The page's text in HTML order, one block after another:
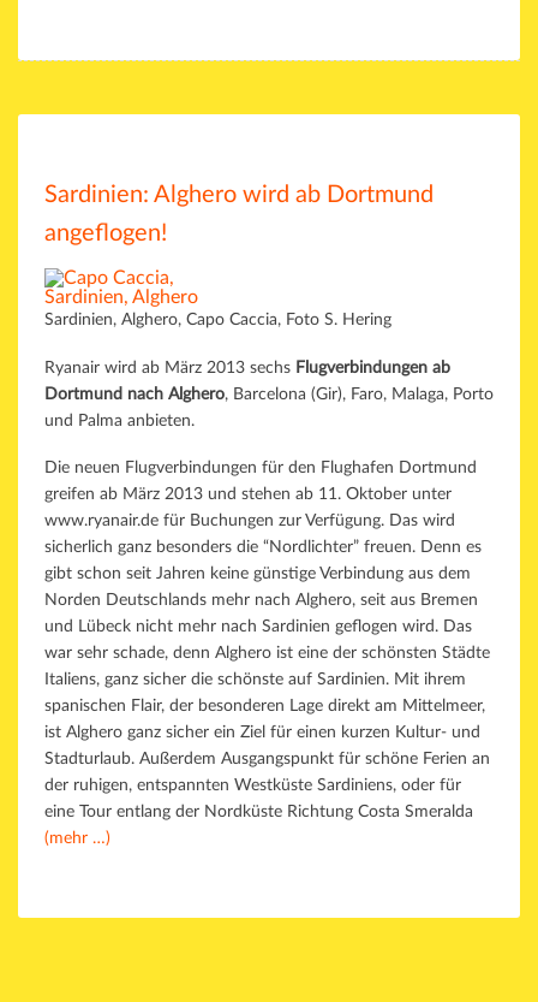
Sardinien: Alghero wird ab Dortmund
angeflogen!
Sardinien, Alghero, Capo Caccia, Foto S. Hering
Ryanair wird ab März 2013 sechs Flugverbindungen ab
Dortmund nach Alghero, Barcelona (Gir), Faro, Malaga, Porto
und Palma anbieten.
Die neuen Flugverbindungen für den Flughafen Dortmund
greifen ab März 2013 und stehen ab 11. Oktober unter
www.ryanair.de für Buchungen zur Verfügung. Das wird
sicherlich ganz besonders die “Nordlichter” freuen. Denn es
gibt schon seit Jahren keine günstige Verbindung aus dem
Norden Deutschlands mehr nach Alghero, seit aus Bremen
und Lübeck nicht mehr nach Sardinien geflogen wird. Das
war sehr schade, denn Alghero ist eine der schönsten Städte
Italiens, ganz sicher die schönste auf Sardinien. Mit ihrem
spanischen Flair, der besonderen Lage direkt am Mittelmeer,
ist Alghero ganz sicher ein Ziel für einen kurzen Kultur- und
Stadturlaub. Außerdem Ausgangspunkt für schöne Ferien an
der ruhigen, entspannten Westküste Sardiniens, oder für
eine Tour entlang der Nordküste Richtung Costa Smeralda
(mehr …)